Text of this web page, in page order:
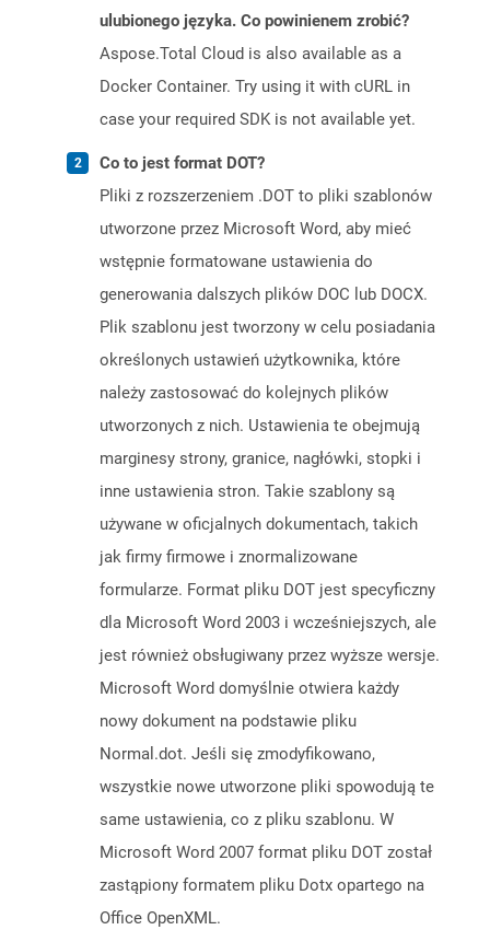
ulubionego języka. Co powinienem zrobić?
Aspose.Total Cloud is also available as a
Docker Container. Try using it with cURL in
case your required SDK is not available yet.
Co to jest format DOT?
Pliki z rozszerzeniem .DOT to pliki szablonów
utworzone przez Microsoft Word, aby mieć
wstępnie formatowane ustawienia do
generowania dalszych plików DOC lub DOCX.
Plik szablonu jest tworzony w celu posiadania
określonych ustawień użytkownika, które
należy zastosować do kolejnych plików
utworzonych z nich. Ustawienia te obejmują
marginesy strony, granice, nagłówki, stopki i
inne ustawienia stron. Takie szablony są
używane w oficjalnych dokumentach, takich
jak firmy firmowe i znormalizowane
formularze. Format pliku DOT jest specyficzny
dla Microsoft Word 2003 i wcześniejszych, ale
jest również obsługiwany przez wyższe wersje.
Microsoft Word domyślnie otwiera każdy
nowy dokument na podstawie pliku
Normal.dot. Jeśli się zmodyfikowano,
wszystkie nowe utworzone pliki spowodują te
same ustawienia, co z pliku szablonu. W
Microsoft Word 2007 format pliku DOT został
zastąpiony formatem pliku Dotx opartego na
Office OpenXML.